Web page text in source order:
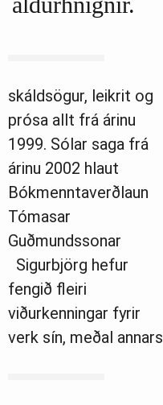
skáldsögur, leikrit og
prósa allt frá árinu
1999. Sólar saga frá
árinu 2002 hlaut
Bókmenntaverðlaun
Tómasar
Guðmundssonar
Sigurbjörg hefur
fengið fleiri
viðurkenningar fyrir
verk sín, meðal annars